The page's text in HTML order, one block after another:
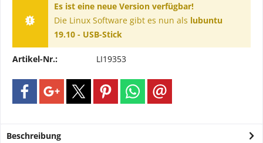
Es ist eine neue Version verfügbar!
Die Linux Software gibt es nun als lubuntu
19.10 - USB-Stick
Artikel-Nr.: LI19353
Beschreibung